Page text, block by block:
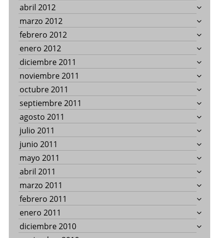
abril 2012
marzo 2012
febrero 2012
enero 2012
diciembre 2011
noviembre 2011
octubre 2011
septiembre 2011
agosto 2011
julio 2011
junio 2011
mayo 2011
abril 2011
marzo 2011
febrero 2011
enero 2011
diciembre 2010